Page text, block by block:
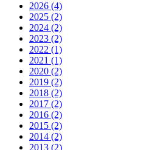
2026 (4)
2025 (2)
2024 (2)
2023 (2)
2022 (1)
2021 (1)
2020 (2)
2019 (2)
2018 (2)
2017 (2)
2016 (2)
2015 (2)
2014 (2)
2013 (2)